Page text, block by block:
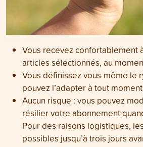
Vous recevez confortablement
articles sélectionnés, au
Vous définissez vous-même le
pouvez l’adapter à tout
Aucun risque : vous pouvez
résilier votre abonnement
Pour des raisons logistiques,
possibles jusqu’à trois jours